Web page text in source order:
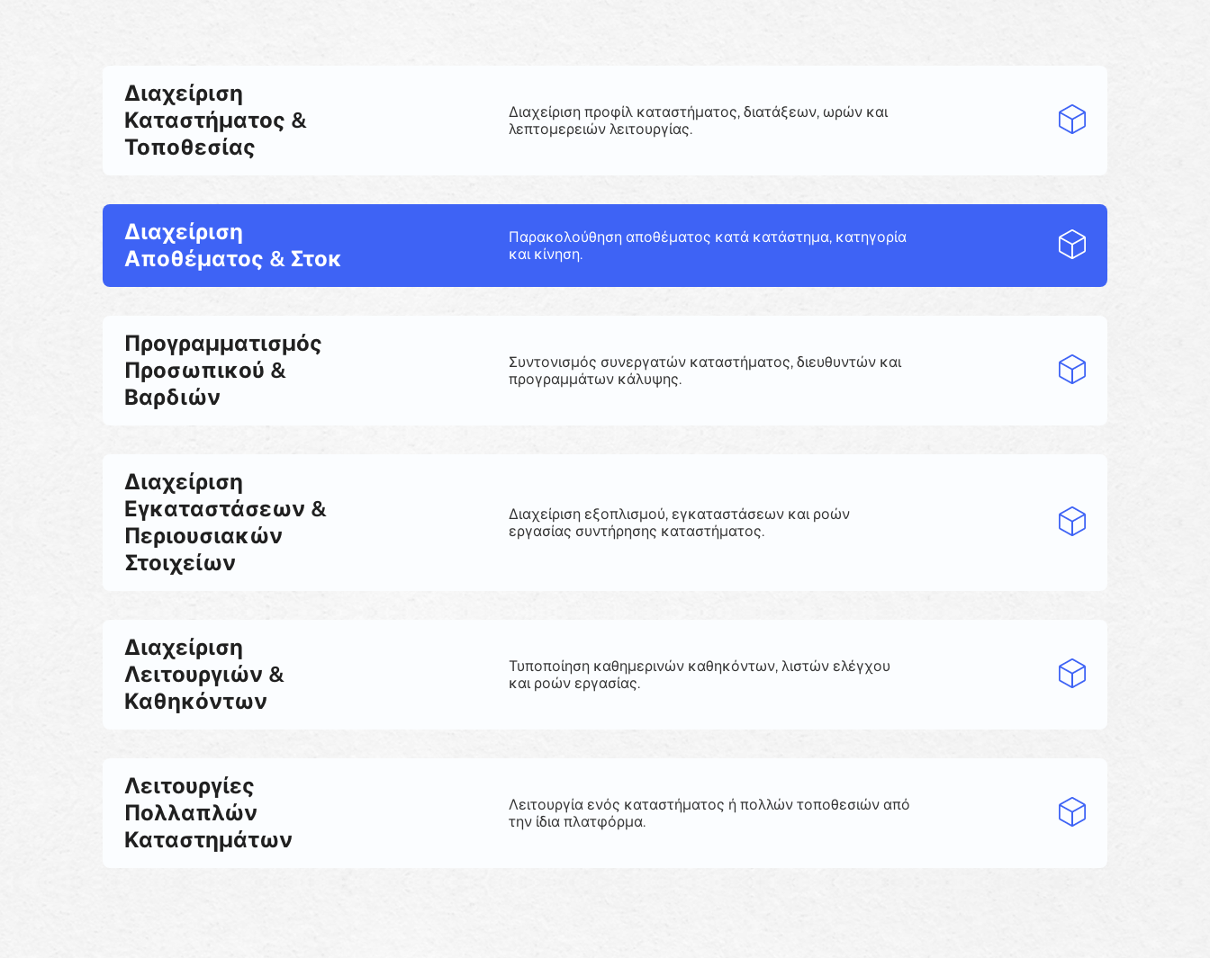
Διαχείριση
Καταστήματος &
Τοποθεσίας
Διαχείριση προφίλ καταστήματος, διατάξεων, ωρών και
λεπτομερειών λειτουργίας.
Διαχείριση
Αποθέματος & Στοκ
Παρακολούθηση αποθέματος κατά κατάστημα, κατηγορία
και κίνηση.
Προγραμματισμός
Προσωπικού &
Βαρδιών
Συντονισμός συνεργατών καταστήματος, διευθυντών και
προγραμμάτων κάλυψης.
Διαχείριση
Εγκαταστάσεων &
Περιουσιακών
Στοιχείων
Διαχείριση εξοπλισμού, εγκαταστάσεων και ροών
εργασίας συντήρησης καταστήματος.
Διαχείριση
Λειτουργιών &
Καθηκόντων
Τυποποίηση καθημερινών καθηκόντων, λιστών ελέγχου
και ροών εργασίας.
Λειτουργίες
Πολλαπλών
Καταστημάτων
Λειτουργία ενός καταστήματος ή πολλών τοποθεσιών από
την ίδια πλατφόρμα.